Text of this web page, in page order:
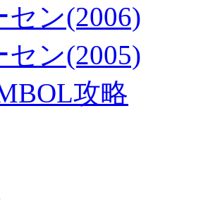
セン(2006)
セン(2005)
攻略